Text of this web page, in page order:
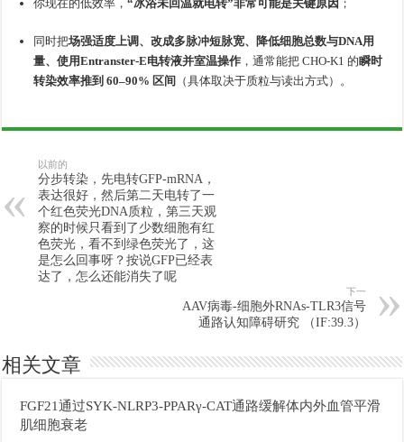
你现在的低效率，“冰浴未回温就电转”非常可能是关键原因 ；
同时把场强适度上调、改成多脉冲短脉宽、降低细胞总数与DNA用
量、使用Entranster-E电转液并室温操作 ，通常能把 CHO-K1 的瞬时
转染效率推到 60–90% 区间
（具体取决于质粒与读出方式）。
以前的
分步转染，先电转GFP-mRNA，
表达很好，然后第二天电转了一
个红色荧光DNA质粒，第三天观
察的时候只看到了少数细胞有红
色荧光，看不到绿色荧光了，这
是怎么回事呀？按说GFP已经表
达了，怎么还能消失了呢
下一
AAV病毒-细胞外RNAs-TLR3信号
通路认知障碍研究 （IF:39.3）
相关文章
FGF21通过SYK-NLRP3-PPARγ-CAT通路缓解体内外血管平滑
肌细胞衰老